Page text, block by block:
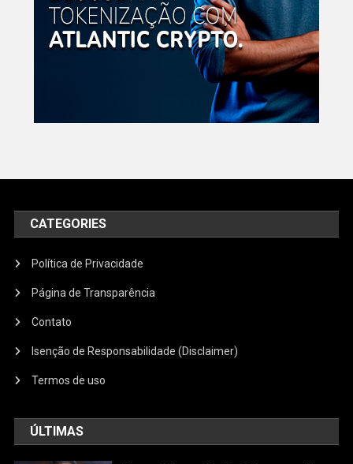
CATEGORIES
Política de Privacidade
Página de Transparência
Contato
Isenção de Responsabilidade (Disclaimer)
Termos de uso
ÚLTIMAS